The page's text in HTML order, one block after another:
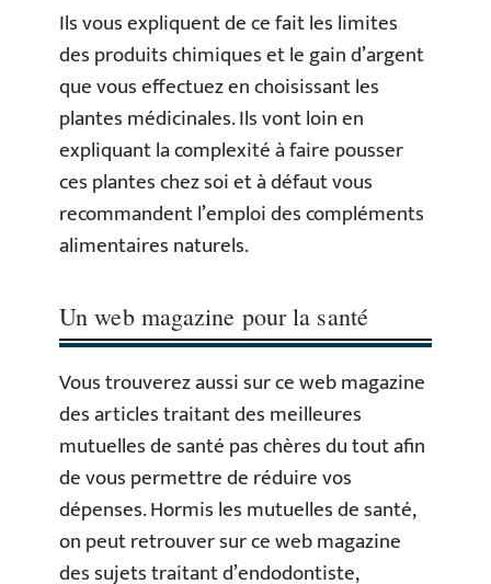
Ils vous expliquent de ce fait les limites
des produits chimiques et le gain d’argent
que vous effectuez en choisissant les
plantes médicinales. Ils vont loin en
expliquant la complexité à faire pousser
ces plantes chez soi et à défaut vous
recommandent l’emploi des compléments
alimentaires naturels.
Un web magazine pour la santé
Vous trouverez aussi sur ce web magazine
des articles traitant des meilleures
mutuelles de santé pas chères du tout afin
de vous permettre de réduire vos
dépenses. Hormis les mutuelles de santé,
on peut retrouver sur ce web magazine
des sujets traitant d’endodontiste,